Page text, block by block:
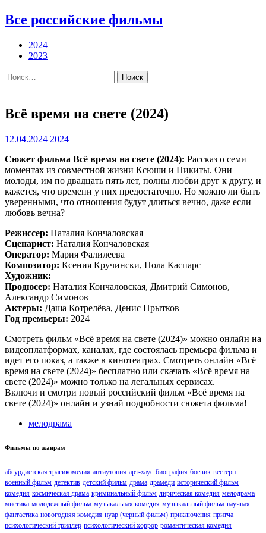
Все российские фильмы
2024
2023
Найти:
Всё время на свете (2024)
12.04.2024 2024
Сюжет фильма Всё время на свете (2024): Рассказ о семи
моментах из совместной жизни Ксюши и Никиты. Они
молоды, им по двадцать пять лет, полны любви друг к другу, и
кажется, что времени у них предостаточно. Но можно ли быть
уверенными, что отношения будут длиться вечно, даже если
любовь вечна?
Режиссер: Наталия Кончаловская
Сценарист: Наталия Кончаловская
Оператор: Мария Фалилеева
Композитор: Ксения Кручински, Пола Каспарс
Художник:
Продюсер: Наталия Кончаловская, Дмитрий Симонов,
Александр Симонов
Актеры: Даша Котрелёва, Денис Прытков
Год премьеры: 2024
Смотреть фильм «Всё время на свете (2024)» можно онлайн на
видеоплатформах, каналах, где состоялась премьера фильма и
идет его показ, а также в кинотеатрах. Смотреть онлайн «Всё
время на свете (2024)» бесплатно или скачать «Всё время на
свете (2024)» можно только на легальных сервисах.
Включи и смотри новый российский фильм «Всё время на
свете (2024)» онлайн и узнай подробности сюжета фильма!
мелодрама
Фильмы по жанрам
абсурдистская трагикомедия антиутопия арт-хаус биография боевик вестерн
военный фильм детектив детский фильм драма драмеди исторический фильм
комедия космическая драма криминальный фильм лирическая комедия мелодрама
мистика молодежный фильм музыкальная комедия музыкальный фильм научная
фантастика новогодняя комедия нуар (черный фильм) приключения притча
психологический триллер психологический хоррор романтическая комедия